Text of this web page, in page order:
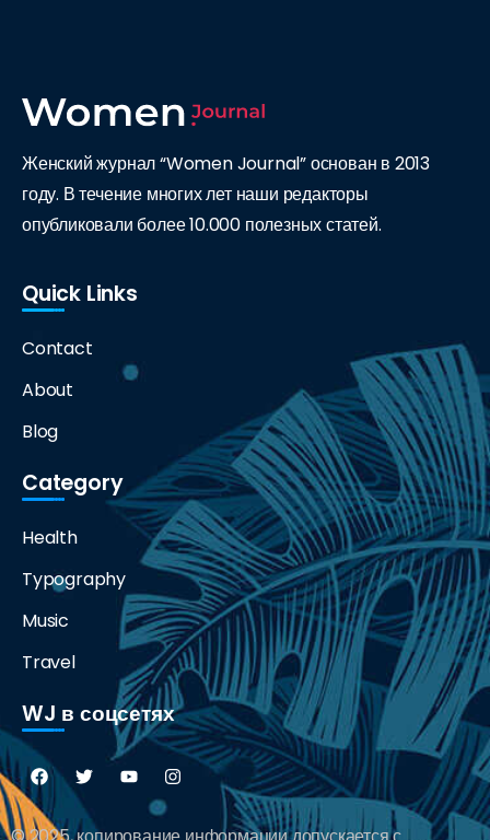
Женский журнал “Women Journal” основан в 2013
году. В течение многих лет наши редакторы
опубликовали более 10.000 полезных статей.
Quick Links
Contact
About
Blog
Category
Health
Typography
Music
Travel
WJ в соцсетях